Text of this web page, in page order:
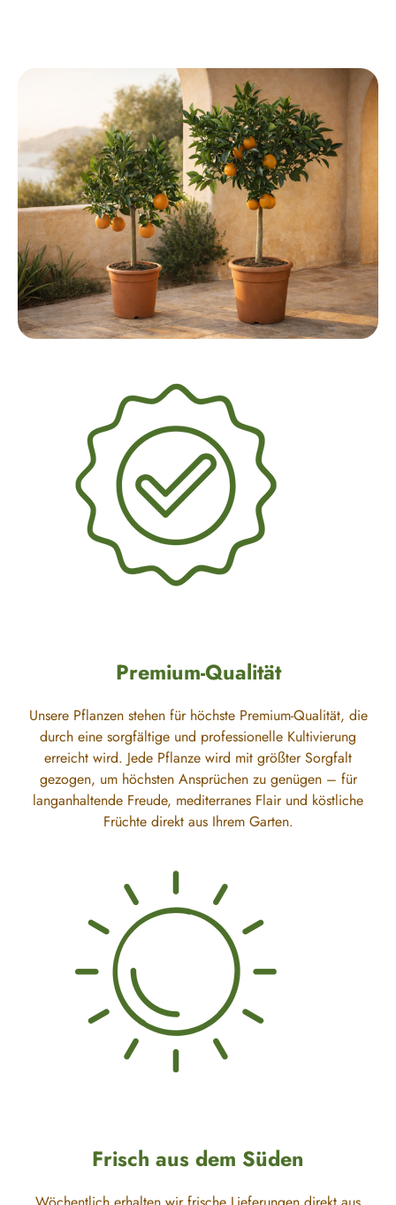
Premium-Qualität
Unsere Pflanzen stehen für höchste Premium-Qualität, die
durch eine sorgfältige und professionelle Kultivierung
erreicht wird. Jede Pflanze wird mit größter Sorgfalt
gezogen, um höchsten Ansprüchen zu genügen – für
langanhaltende Freude, mediterranes Flair und köstliche
Früchte direkt aus Ihrem Garten.
Frisch aus dem Süden